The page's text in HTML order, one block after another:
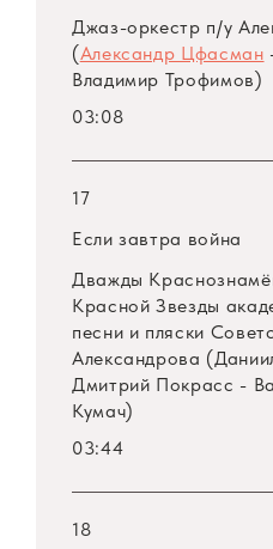
Джаз-оркестр п/у
(Александр Цфасман
Владимир Трофимов)
03:08
17
Если завтра война
Дважды
Красной Звезды
песни и пляски
Александрова
Дмитрий Покрасс -
Кумач)
03:44
18